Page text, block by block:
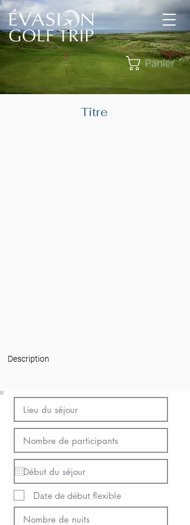
Panier
Titre
Description
Date de début flexible